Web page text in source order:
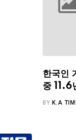
한국인
중 11.6
BYK.A